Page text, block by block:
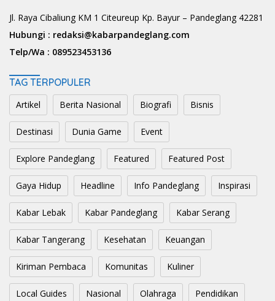
Jl. Raya Cibaliung KM 1 Citeureup Kp. Bayur – Pandeglang 42281
Hubungi : redaksi@kabarpandeglang.com
Telp/Wa : 089523453136
TAG TERPOPULER
Artikel Berita Nasional Biografi Bisnis
Destinasi Dunia Game Event
Explore Pandeglang Featured Featured Post
Gaya Hidup Headline Info Pandeglang Inspirasi
Kabar Lebak Kabar Pandeglang Kabar Serang
Kabar Tangerang Kesehatan Keuangan
Kiriman Pembaca Komunitas Kuliner
Local Guides Nasional Olahraga Pendidikan